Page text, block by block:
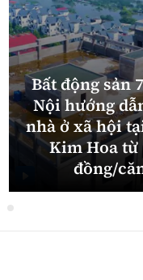
Bất động sản
Nội hướng
nhà ở xã hội
Kim Hoa từ
đồng/